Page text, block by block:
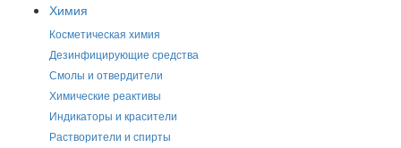
Химия
Косметическая химия
Дезинфицирующие средства
Смолы и отвердители
Химические реактивы
Индикаторы и красители
Растворители и спирты